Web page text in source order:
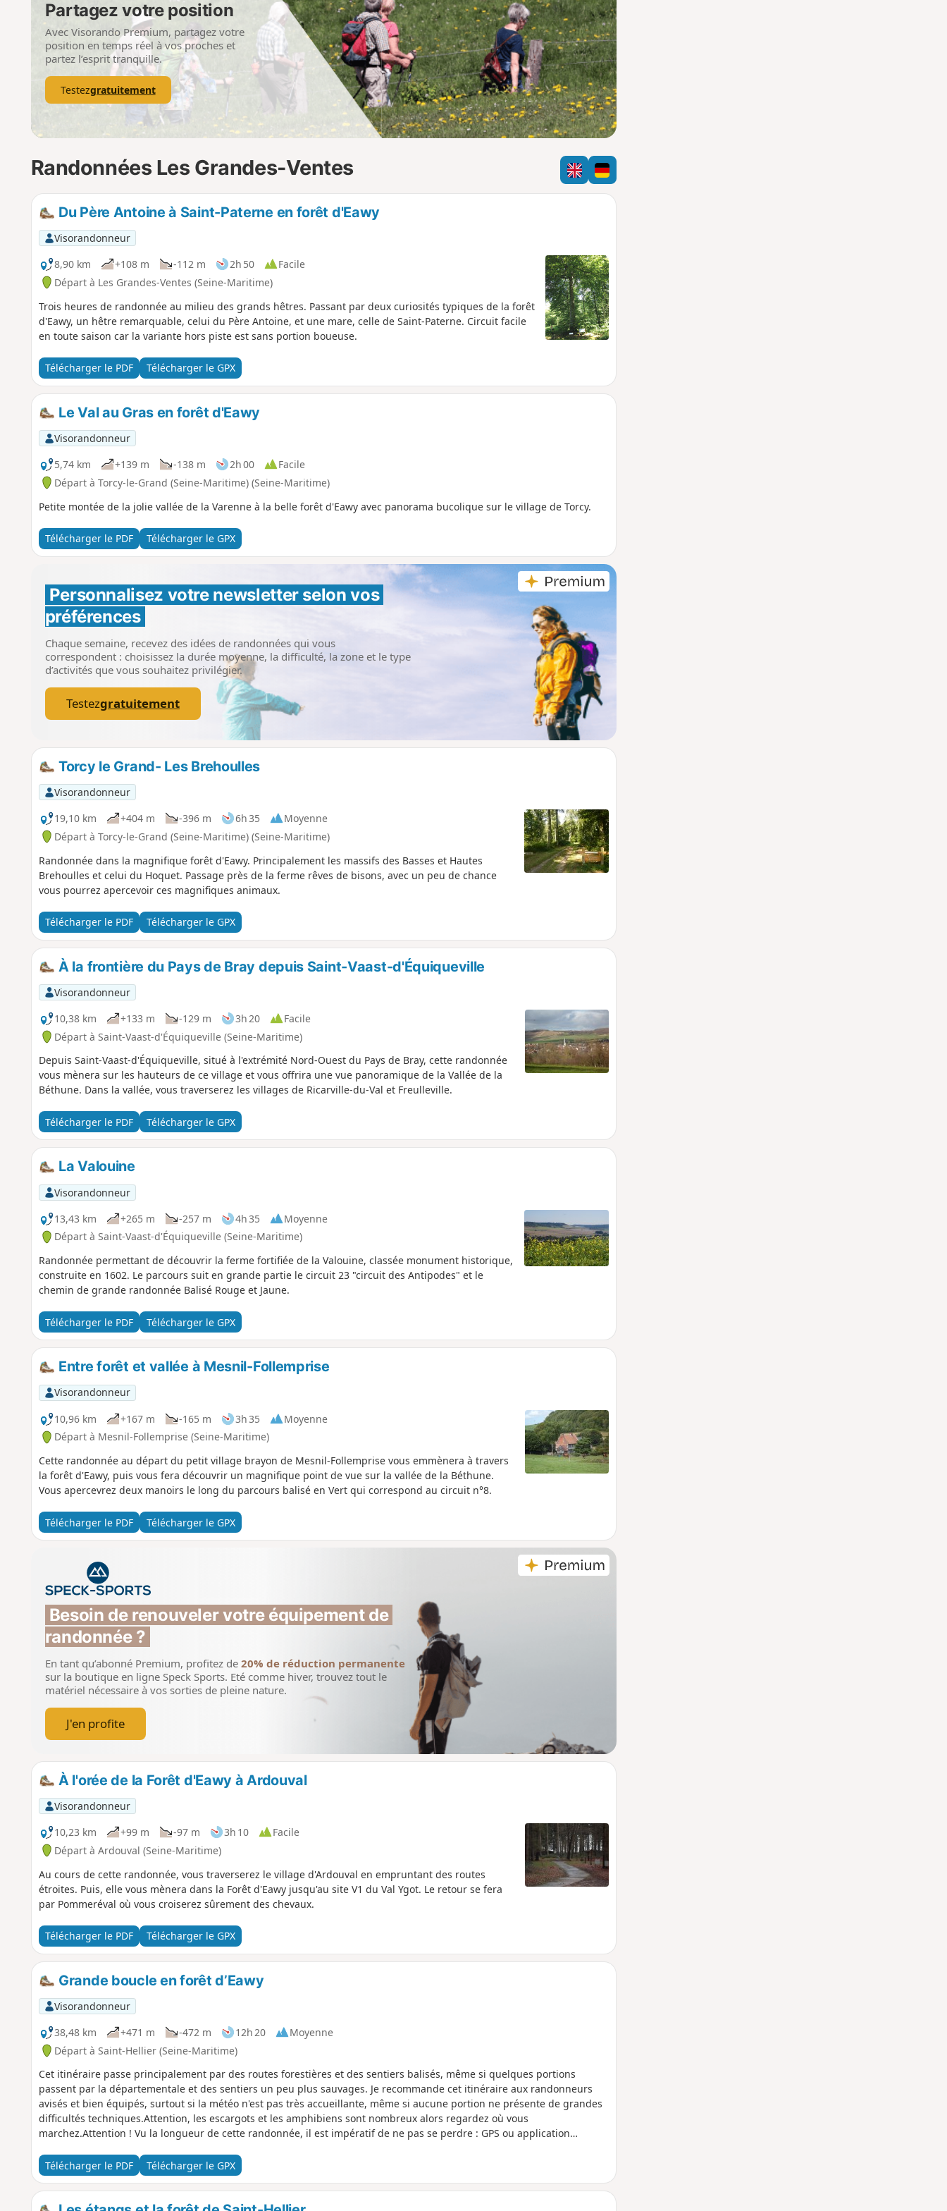
a
m
p
o
i
Partagez votre position
Avec Visorando Premium, partagez votre
position en temps réel à vos proches et
partez l’esprit tranquille.
Testezgratuitement
Randonnées Les Grandes-Ventes
Du Père Antoine à Saint-Paterne en forêt d'Eawy
Visorandonneur
8,90 km
+108 m -112 m 2h 50
Facile
Départ à Les Grandes-Ventes (Seine-Maritime)
Trois heures de randonnée au milieu des grands hêtres. Passant par deux curiosités typiques de la forêt
d'Eawy, un hêtre remarquable, celui du Père Antoine, et une mare, celle de Saint-Paterne. Circuit facile
en toute saison car la variante hors piste est sans portion boueuse.
Télécharger le PDF Télécharger le GPX
Le Val au Gras en forêt d'Eawy
Visorandonneur
5,74 km
+139 m -138 m 2h 00
Facile
Départ à Torcy-le-Grand (Seine-Maritime) (Seine-Maritime)
Petite montée de la jolie vallée de la Varenne à la belle forêt d'Eawy avec panorama bucolique sur le village de Torcy.
Télécharger le PDF Télécharger le GPX
Personnalisez votre newsletter selon vos
préférences
Chaque semaine, recevez des idées de randonnées qui vous
correspondent : choisissez la durée moyenne, la difficulté, la zone et le type
d’activités que vous souhaitez privilégier.
Testezgratuitement
Torcy le Grand- Les Brehoulles
Visorandonneur
19,10 km
+404 m -396 m 6h 35
Moyenne
Départ à Torcy-le-Grand (Seine-Maritime) (Seine-Maritime)
Randonnée dans la magnifique forêt d'Eawy. Principalement les massifs des Basses et Hautes
Brehoulles et celui du Hoquet. Passage près de la ferme rêves de bisons, avec un peu de chance
vous pourrez apercevoir ces magnifiques animaux.
Télécharger le PDF Télécharger le GPX
À la frontière du Pays de Bray depuis Saint-Vaast-d'Équiqueville
Visorandonneur
10,38 km
+133 m -129 m 3h 20
Facile
Départ à Saint-Vaast-d'Équiqueville (Seine-Maritime)
Depuis Saint-Vaast-d'Équiqueville, situé à l'extrémité Nord-Ouest du Pays de Bray, cette randonnée
vous mènera sur les hauteurs de ce village et vous offrira une vue panoramique de la Vallée de la
Béthune. Dans la vallée, vous traverserez les villages de Ricarville-du-Val et Freulleville.
Télécharger le PDF Télécharger le GPX
La Valouine
Visorandonneur
13,43 km
+265 m -257 m 4h 35
Moyenne
Départ à Saint-Vaast-d'Équiqueville (Seine-Maritime)
Randonnée permettant de découvrir la ferme fortifiée de la Valouine, classée monument historique,
construite en 1602. Le parcours suit en grande partie le circuit 23 "circuit des Antipodes" et le
chemin de grande randonnée Balisé Rouge et Jaune.
Télécharger le PDF Télécharger le GPX
Entre forêt et vallée à Mesnil-Follemprise
Visorandonneur
10,96 km
+167 m -165 m 3h 35
Moyenne
Départ à Mesnil-Follemprise (Seine-Maritime)
Cette randonnée au départ du petit village brayon de Mesnil-Follemprise vous emmènera à travers
la forêt d'Eawy, puis vous fera découvrir un magnifique point de vue sur la vallée de la Béthune.
Vous apercevrez deux manoirs le long du parcours balisé en Vert qui correspond au circuit n°8.
Télécharger le PDF Télécharger le GPX
Besoin de renouveler votre équipement de
randonnée ?
En tant qu’abonné Premium, profitez de 20% de réduction permanente
sur la boutique en ligne Speck Sports. Eté comme hiver, trouvez tout le
matériel nécessaire à vos sorties de pleine nature.
J'en profite
À l'orée de la Forêt d'Eawy à Ardouval
Visorandonneur
10,23 km
+99 m -97 m 3h 10
Facile
Départ à Ardouval (Seine-Maritime)
Au cours de cette randonnée, vous traverserez le village d'Ardouval en empruntant des routes
étroites. Puis, elle vous mènera dans la Forêt d'Eawy jusqu'au site V1 du Val Ygot. Le retour se fera
par Pommeréval où vous croiserez sûrement des chevaux.
Télécharger le PDF Télécharger le GPX
Grande boucle en forêt d’Eawy
Visorandonneur
38,48 km
+471 m -472 m 12h 20
Moyenne
Départ à Saint-Hellier (Seine-Maritime)
Cet itinéraire passe principalement par des routes forestières et des sentiers balisés, même si quelques portions
passent par la départementale et des sentiers un peu plus sauvages. Je recommande cet itinéraire aux randonneurs
avisés et bien équipés, surtout si la météo n'est pas très accueillante, même si aucune portion ne présente de grandes
difficultés techniques.Attention, les escargots et les amphibiens sont nombreux alors regardez où vous
marchez.Attention ! Vu la longueur de cette randonnée, il est impératif de ne pas se perdre : GPS ou application
Télécharger le PDF
Télécharger le GPX